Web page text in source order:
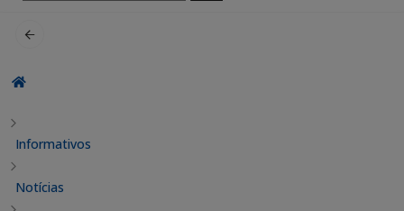
por:
Informativos
Notícias